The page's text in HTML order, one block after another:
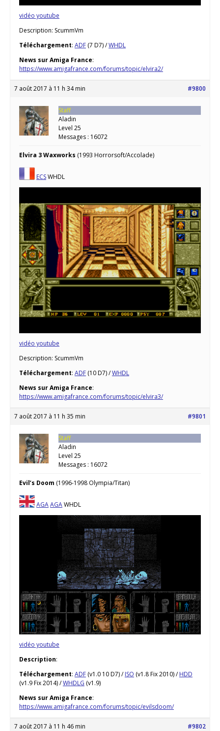
vidéo youtube
Description: ScummVm
Téléchargement: ADF (7 D7) /WHDL
News sur Amiga France:
https://www.amigafrance.com/forums/topic/elvira2/
7 août 2017 à 11 h 34 min #9800
Staff
Aladin
Level 25
Messages : 16072
Elvira 3 Waxworks (1993 Horrorsoft/Accolade)
ECSWHDL
vidéo youtube
Description: ScummVm
Téléchargement: ADF (10 D7) /WHDL
News sur Amiga France:
https://www.amigafrance.com/forums/topic/elvira3/
7 août 2017 à 11 h 35 min #9801
Staff
Aladin
Level 25
Messages : 16072
Evil’s Doom (1996-1998 Olympia/Titan)
AGAAGAWHDL
vidéo youtube
Description:
Téléchargement: ADF (v1.0 10 D7) /ISO (v1.8 Fix 2010) /HDD
(v1.9 Fix 2014) /WHDLG (v1.9)
News sur Amiga France:
https://www.amigafrance.com/forums/topic/evilsdoom/
7 août 2017 à 11 h 46 min #9802